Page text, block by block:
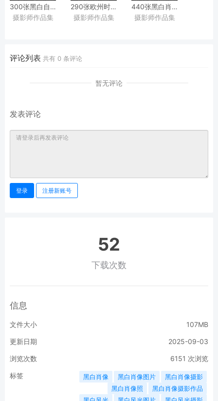
300张黑白自然风光、
黑白肖像、
Furer作品集图片素材
摄影师作品集
290张欧州时尚女性黑白肖像摄影作品图集欣赏
意大利摄影师Giovanni
摄影师作品集
440张黑白肖像、
时尚广告人像、
摄影师作品集
评论列表 共有 0 条评论
暂无评论
发表评论
登录 注册新账号
52
下载次数
信息
文件大小 107MB
更新日期 2025-09-03
浏览次数 6151 次浏览
标签 黑白肖像 黑白肖像图片
黑白肖像摄影
黑白肖像照
黑白肖像摄影作品